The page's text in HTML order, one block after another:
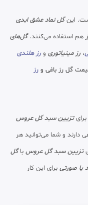
اینگل نماد عشق ابدی
هم استفاده می‌کنند. گل‌های
،رز مینیاتوری ورز هلندی
گل رز باغی و رز
برای تزیین سبد گل عروس
دارند و شما می‌توانید هر
تزیین سبد گل عروس باگل
یا صورتی برای این کار